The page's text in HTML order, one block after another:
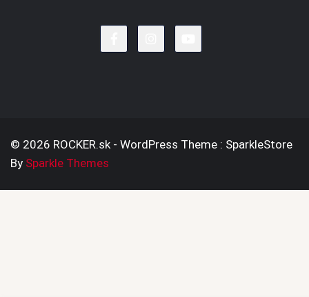
© 2026 ROCKER.sk - WordPress Theme : SparkleStore
By Sparkle Themes